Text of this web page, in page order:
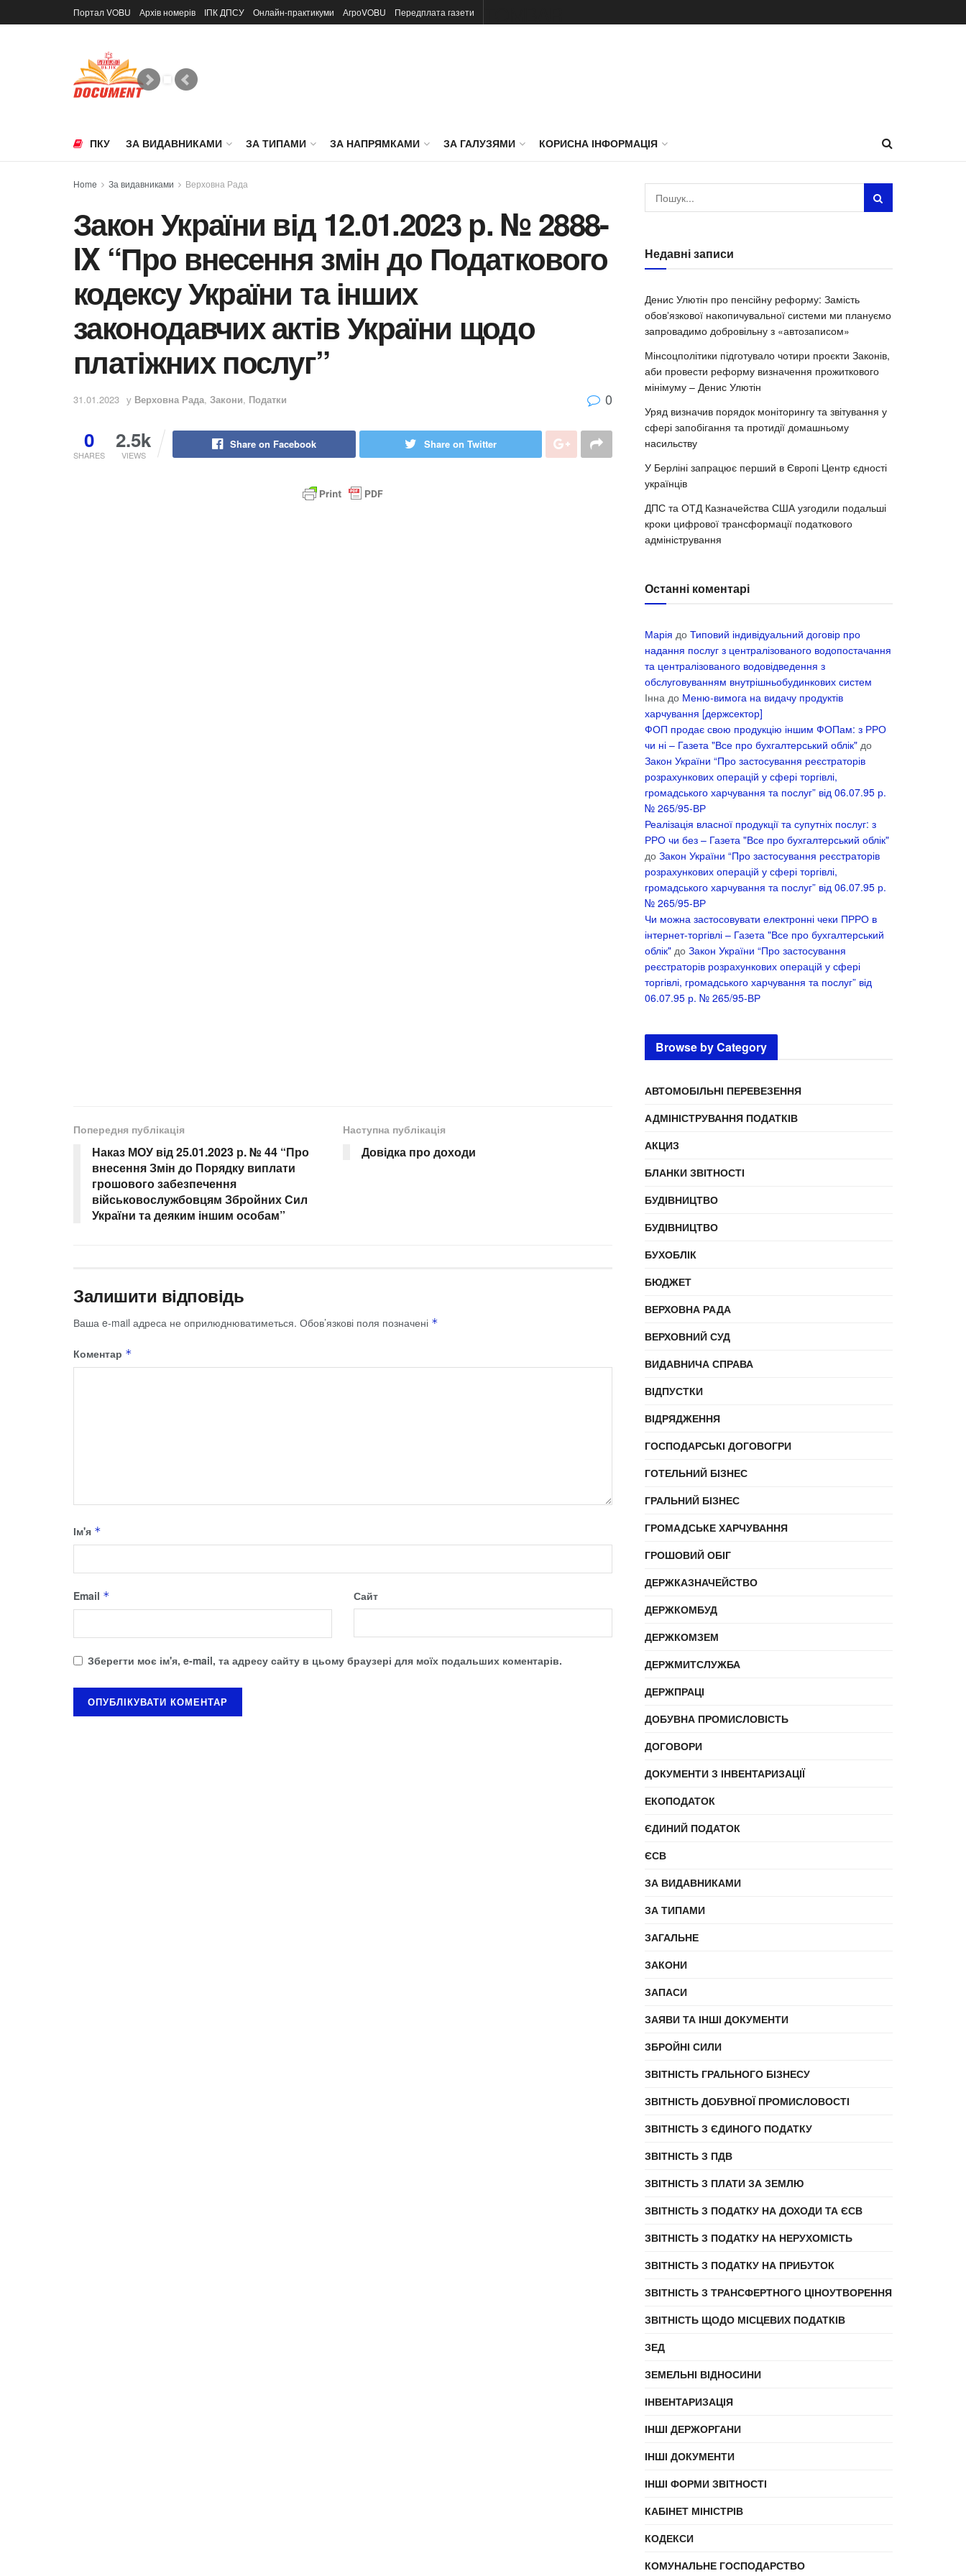
Портал VOBU Архів номерів ІПК ДПСУ Онлайн-практикуми АгроVOBU Передплата газети
ПКУ ЗА ВИДАВНИКАМИ ЗА ТИПАМИ ЗА НАПРЯМКАМИ ЗА ГАЛУЗЯМИ КОРИСНА ІНФОРМАЦІЯ
Home За видавниками Верховна Рада
Закон України від 12.01.2023 р. № 2888-
IX “Про внесення змін до Податкового
кодексу України та інших
законодавчих актів України щодо
платіжних послуг”
31.01.2023 у Верховна Рада, Закони, Податки 0
0
SHARES
2.5k
VIEWS
Share on Facebook Share on Twitter
Попередня публікація
Наказ МОУ від 25.01.2023 р. № 44 “Про
внесення Змін до Порядку виплати
грошового забезпечення
військовослужбовцям Збройних Сил
України та деяким іншим особам”
Наступна публікація
Довідка про доходи
Залишити відповідь
Ваша e-mail адреса не оприлюднюватиметься. Обов’язкові поля позначені *
Коментар *
Ім'я *
Email * Сайт
Зберегти моє ім'я, e-mail, та адресу сайту в цьому браузері для моїх подальших коментарів.
Недавні записи
Денис Улютін про пенсійну реформу: Замість
обовʼязкової накопичувальної системи ми плануємо
запровадимо добровільну з «автозаписом»
Мінсоцполітики підготувало чотири проєкти Законів,
аби провести реформу визначення прожиткового
мінімуму – Денис Улютін
Уряд визначив порядок моніторингу та звітування у
сфері запобігання та протидії домашньому
насильству
У Берліні запрацює перший в Європі Центр єдності
українців
ДПС та ОТД Казначейства США узгодили подальші
кроки цифрової трансформації податкового
адміністрування
Останні коментарі
Марія до Типовий індивідуальний договір про
надання послуг з централізованого водопостачання
та централізованого водовідведення з
обслуговуванням внутрішньобудинкових систем
Інна до Меню-вимога на видачу продуктів
харчування [держсектор]
ФОП продає свою продукцію іншим ФОПам: з РРО
чи ні – Газета "Все про бухгалтерський облік" до
Закон України “Про застосування реєстраторів
розрахункових операцій у сфері торгівлі,
громадського харчування та послуг” від 06.07.95 р.
№ 265/95-ВР
Реалізація власної продукції та супутніх послуг: з
РРО чи без – Газета "Все про бухгалтерський облік"
до Закон України “Про застосування реєстраторів
розрахункових операцій у сфері торгівлі,
громадського харчування та послуг” від 06.07.95 р.
№ 265/95-ВР
Чи можна застосовувати електронні чеки ПРРО в
інтернет-торгівлі – Газета "Все про бухгалтерський
облік" до Закон України “Про застосування
реєстраторів розрахункових операцій у сфері
торгівлі, громадського харчування та послуг” від
06.07.95 р. № 265/95-ВР
Browse by Category
АВТОМОБІЛЬНІ ПЕРЕВЕЗЕННЯ
АДМІНІСТРУВАННЯ ПОДАТКІВ
АКЦИЗ
БЛАНКИ ЗВІТНОСТІ
БУДІВНИЦТВО
БУДІВНИЦТВО
БУХОБЛІК
БЮДЖЕТ
ВЕРХОВНА РАДА
ВЕРХОВНИЙ СУД
ВИДАВНИЧА СПРАВА
ВІДПУСТКИ
ВІДРЯДЖЕННЯ
ГОСПОДАРСЬКІ ДОГОВОГРИ
ГОТЕЛЬНИЙ БІЗНЕС
ГРАЛЬНИЙ БІЗНЕС
ГРОМАДСЬКЕ ХАРЧУВАННЯ
ГРОШОВИЙ ОБІГ
ДЕРЖКАЗНАЧЕЙСТВО
ДЕРЖКОМБУД
ДЕРЖКОМЗЕМ
ДЕРЖМИТСЛУЖБА
ДЕРЖПРАЦІ
ДОБУВНА ПРОМИСЛОВІСТЬ
ДОГОВОРИ
ДОКУМЕНТИ З ІНВЕНТАРИЗАЦІЇ
ЕКОПОДАТОК
ЄДИНИЙ ПОДАТОК
ЄСВ
ЗА ВИДАВНИКАМИ
ЗА ТИПАМИ
ЗАГАЛЬНЕ
ЗАКОНИ
ЗАПАСИ
ЗАЯВИ ТА ІНШІ ДОКУМЕНТИ
ЗБРОЙНІ СИЛИ
ЗВІТНІСТЬ ГРАЛЬНОГО БІЗНЕСУ
ЗВІТНІСТЬ ДОБУВНОЇ ПРОМИСЛОВОСТІ
ЗВІТНІСТЬ З ЄДИНОГО ПОДАТКУ
ЗВІТНІСТЬ З ПДВ
ЗВІТНІСТЬ З ПЛАТИ ЗА ЗЕМЛЮ
ЗВІТНІСТЬ З ПОДАТКУ НА ДОХОДИ ТА ЄСВ
ЗВІТНІСТЬ З ПОДАТКУ НА НЕРУХОМІСТЬ
ЗВІТНІСТЬ З ПОДАТКУ НА ПРИБУТОК
ЗВІТНІСТЬ З ТРАНСФЕРТНОГО ЦІНОУТВОРЕННЯ
ЗВІТНІСТЬ ЩОДО МІСЦЕВИХ ПОДАТКІВ
ЗЕД
ЗЕМЕЛЬНІ ВІДНОСИНИ
ІНВЕНТАРИЗАЦІЯ
ІНШІ ДЕРЖОРГАНИ
ІНШІ ДОКУМЕНТИ
ІНШІ ФОРМИ ЗВІТНОСТІ
КАБІНЕТ МІНІСТРІВ
КОДЕКСИ
КОМУНАЛЬНЕ ГОСПОДАРСТВО